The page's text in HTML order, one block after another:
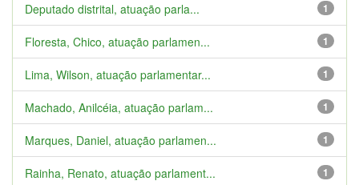
1
Deputado distrital, atuação parla...
1
Floresta, Chico, atuação parlamen...
1
Lima, Wilson, atuação parlamentar...
1
Machado, Anilcéia, atuação parlam...
1
Marques, Daniel, atuação parlamen...
1
Rainha, Renato, atuação parlament...